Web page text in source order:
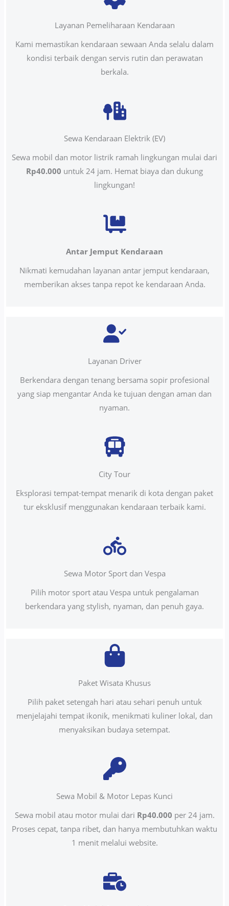
Layanan Pemeliharaan Kendaraan
Kami memastikan kendaraan sewaan Anda selalu dalam
kondisi terbaik dengan servis rutin dan perawatan
berkala.
Sewa Kendaraan Elektrik (EV)
Sewa mobil dan motor listrik ramah lingkungan mulai dari
Rp40.000 untuk 24 jam. Hemat biaya dan dukung
lingkungan!
Antar Jemput Kendaraan
Nikmati kemudahan layanan antar jemput kendaraan,
memberikan akses tanpa repot ke kendaraan Anda.
Layanan Driver
Berkendara dengan tenang bersama sopir profesional
yang siap mengantar Anda ke tujuan dengan aman dan
nyaman.
City Tour
Eksplorasi tempat-tempat menarik di kota dengan paket
tur eksklusif menggunakan kendaraan terbaik kami.
Sewa Motor Sport dan Vespa
Pilih motor sport atau Vespa untuk pengalaman
berkendara yang stylish, nyaman, dan penuh gaya.
Paket Wisata Khusus
Pilih paket setengah hari atau sehari penuh untuk
menjelajahi tempat ikonik, menikmati kuliner lokal, dan
menyaksikan budaya setempat.
Sewa Mobil & Motor Lepas Kunci
Sewa mobil atau motor mulai dari Rp40.000 per 24 jam.
Proses cepat, tanpa ribet, dan hanya membutuhkan waktu
1 menit melalui website.